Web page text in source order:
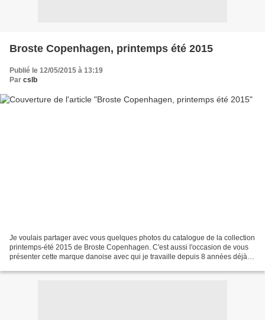
Broste Copenhagen, printemps été 2015
Publié le 12/05/2015 à 13:19
Par cslb
Je voulais partager avec vous quelques photos du catalogue de la collection
printemps-été 2015 de Broste Copenhagen. C'est aussi l'occasion de vous
présenter cette marque danoise avec qui je travaille depuis 8 années déjà, il